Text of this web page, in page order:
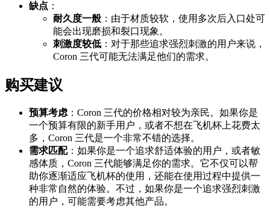
缺点 ：
耐久度一般 ：由于材质较软，使用多次后入口处可
能会出现磨损和裂口现象。
刺激度较低 ：对于那些追求强烈刺激的用户来说，
Coron 三代可能无法满足他们的需求。
购买建议
预算考虑 ：Coron 三代的价格相对较为亲民。如果你是
一个预算有限的新手用户，或者不想在飞机杯上花费太
多，Coron 三代是一个非常不错的选择。
需求匹配：如果你是一个追求舒适体验的用户，或者敏
感体质，Coron 三代能够满足你的需求。它不仅可以帮
助你逐渐适应飞机杯的使用，还能在使用过程中提供一
种非常自然的体验。不过，如果你是一个追求强烈刺激
的用户，可能需要考虑其他产品。